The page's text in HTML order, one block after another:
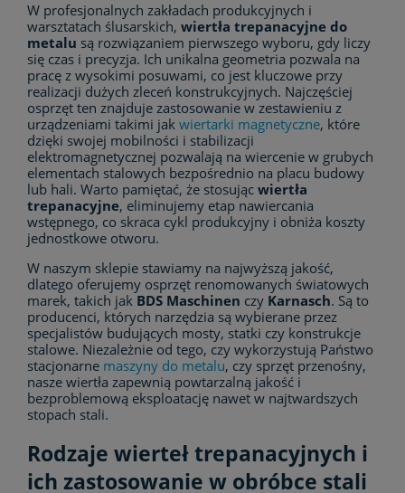
W profesjonalnych zakładach produkcyjnych i
warsztatach ślusarskich, wiertła trepanacyjne do
metalu są rozwiązaniem pierwszego wyboru, gdy liczy
się czas i precyzja. Ich unikalna geometria pozwala na
pracę z wysokimi posuwami, co jest kluczowe przy
realizacji dużych zleceń konstrukcyjnych. Najczęściej
osprzęt ten znajduje zastosowanie w zestawieniu z
urządzeniami takimi jak wiertarki magnetyczne, które
dzięki swojej mobilności i stabilizacji
elektromagnetycznej pozwalają na wiercenie w grubych
elementach stalowych bezpośrednio na placu budowy
lub hali. Warto pamiętać, że stosując wiertła
trepanacyjne, eliminujemy etap nawiercania
wstępnego, co skraca cykl produkcyjny i obniża koszty
jednostkowe otworu.
W naszym sklepie stawiamy na najwyższą jakość,
dlatego oferujemy osprzęt renomowanych światowych
marek, takich jak BDS Maschinen czy Karnasch. Są to
producenci, których narzędzia są wybierane przez
specjalistów budujących mosty, statki czy konstrukcje
stalowe. Niezależnie od tego, czy wykorzystują Państwo
stacjonarne maszyny do metalu, czy sprzęt przenośny,
nasze wiertła zapewnią powtarzalną jakość i
bezproblemową eksploatację nawet w najtwardszych
stopach stali.
Rodzaje wierteł trepanacyjnych i
ich zastosowanie w obróbce stali